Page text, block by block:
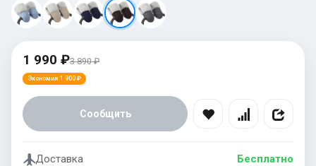
1 990 ₽3 890 ₽
Экономия 1 900 ₽
Сообщить
Доставка Бесплатно